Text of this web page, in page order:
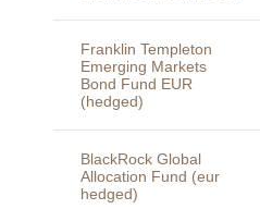
Franklin Templeton
Emerging Markets
Bond Fund EUR
(hedged)
BlackRock Global
Allocation Fund (eur
hedged)